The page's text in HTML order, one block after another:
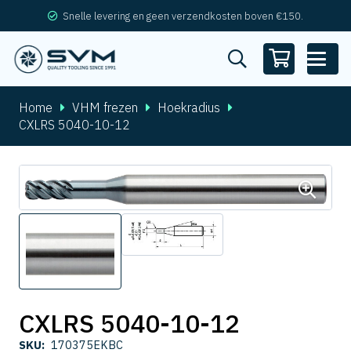
Snelle levering en geen verzendkosten boven €150.
Home VHM frezen
Hoekradius
CXLRS 5040-10-12
CXLRS 5040-10-12
SKU: 170375EKBC